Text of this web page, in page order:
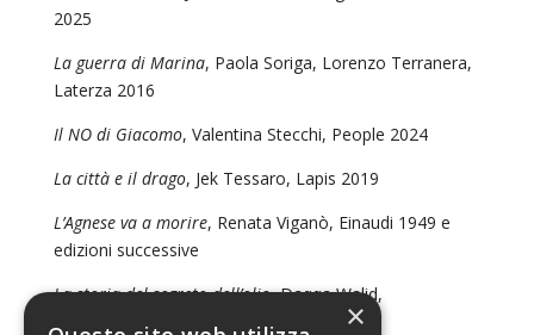
2025
La guerra di Marina, Paola Soriga, Lorenzo Terranera,
Laterza 2016
Il NO di Giacomo, Valentina Stecchi, People 2024
La città e il drago, Jek Tessaro, Lapis 2019
L’Agnese va a morire, Renata Viganò, Einaudi 1949 e
edizioni successive
La storia del segreto dell’olio, Daqqa Walid,
Atmosphere Libri 2020
×